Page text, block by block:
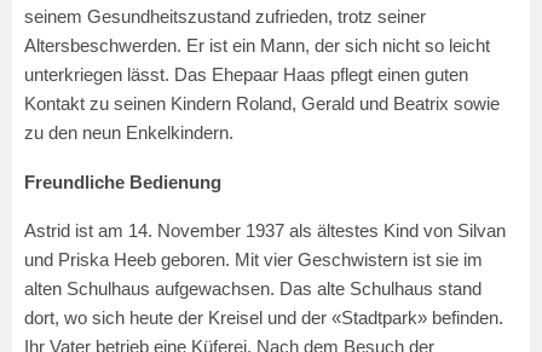
seinem Gesundheitszustand zufrieden, trotz seiner
Altersbeschwerden. Er ist ein Mann, der sich nicht so leicht
unterkriegen lässt. Das Ehepaar Haas pflegt einen guten
Kontakt zu seinen Kindern Roland, Gerald und Beatrix sowie
zu den neun Enkelkindern.
Freundliche Bedienung
Astrid ist am 14. November 1937 als ältestes Kind von Silvan
und Priska Heeb geboren. Mit vier Geschwistern ist sie im
alten Schulhaus aufgewachsen. Das alte Schulhaus stand
dort, wo sich heute der Kreisel und der «Stadtpark» befinden.
Ihr Vater betrieb eine Küferei. Nach dem Besuch der